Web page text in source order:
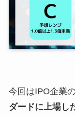
今回はIPO企業
ダードに上場し